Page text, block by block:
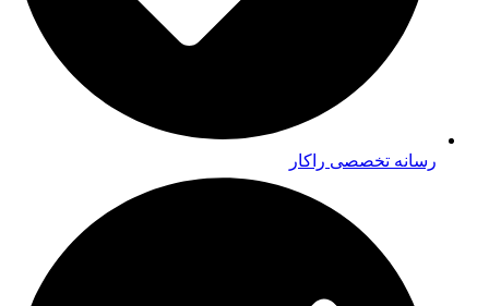
رسانه تخصصی راکار